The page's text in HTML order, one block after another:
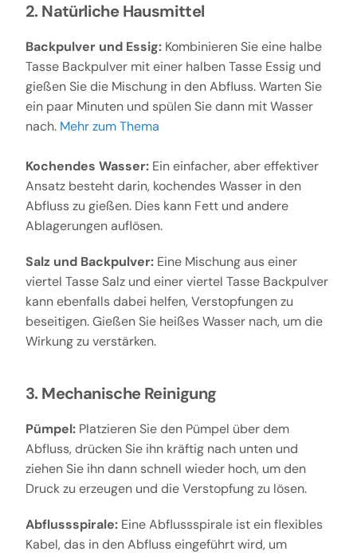
2. Natürliche Hausmittel
Backpulver und Essig:Kombinieren Sie eine halbe
Tasse Backpulver mit einer halben Tasse Essig und
gießen Sie die Mischung in den Abfluss. Warten Sie
ein paar Minuten und spülen Sie dann mit Wasser
nach. Mehr zum Thema
Kochendes Wasser:Ein einfacher, aber effektiver
Ansatz besteht darin, kochendes Wasser in den
Abfluss zu gießen. Dies kann Fett und andere
Ablagerungen auflösen.
Salz und Backpulver:Eine Mischung aus einer
viertel Tasse Salz und einer viertel Tasse Backpulver
kann ebenfalls dabei helfen, Verstopfungen zu
beseitigen. Gießen Sie heißes Wasser nach, um die
Wirkung zu verstärken.
3. Mechanische Reinigung
Pümpel:Platzieren Sie den Pümpel über dem
Abfluss, drücken Sie ihn kräftig nach unten und
ziehen Sie ihn dann schnell wieder hoch, um den
Druck zu erzeugen und die Verstopfung zu lösen.
Abflussspirale:Eine Abflussspirale ist ein flexibles
Kabel, das in den Abfluss eingeführt wird, um